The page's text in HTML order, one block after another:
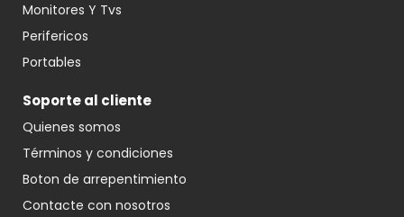
Monitores Y Tvs
Perifericos
Portables
Soporte al cliente
Quienes somos
Términos y condiciones
Boton de arrepentimiento
Contacte con nosotros